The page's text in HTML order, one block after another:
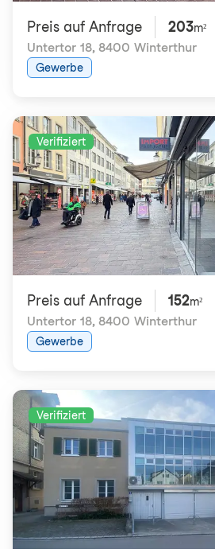
Preis auf Anfrage 203m²
Untertor 18, 8400 Winterthur
Gewerbe
Verifiziert
Preis auf Anfrage 152m²
Untertor 18, 8400 Winterthur
Gewerbe
Verifiziert